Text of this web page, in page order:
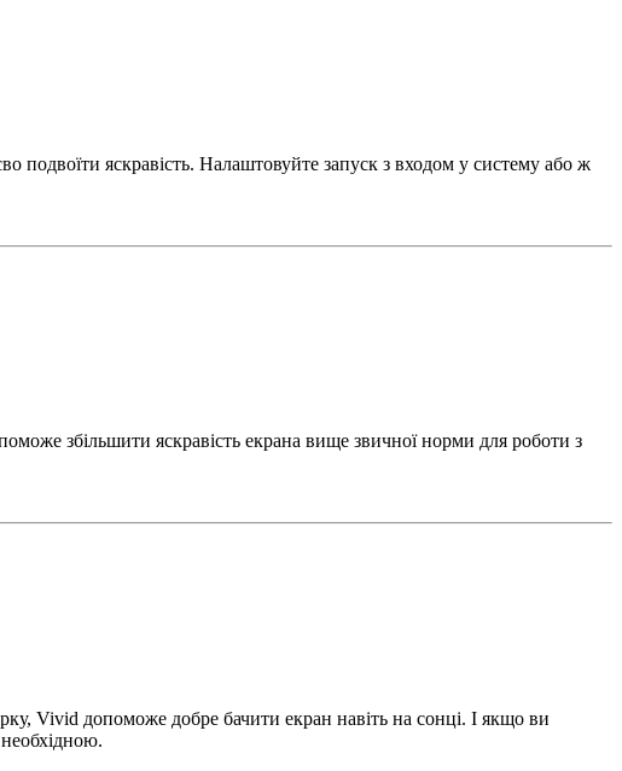
яскравість. Налаштовуйте запуск з входом у систему або ж
збільшити яскравість екрана вище звичної норми для роботи з
Vivid допоможе добре бачити екран навіть на сонці. І якщо ви